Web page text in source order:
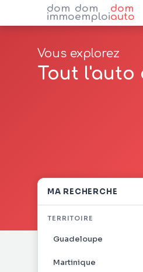
dom
immo
dom
emploi
dom
auto
Vous explorez
Tout l'auto
MA RECHERCHE
TERRITOIRE
Guadeloupe
Martinique